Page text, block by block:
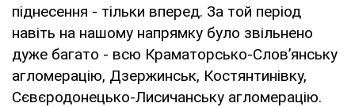
піднесення - тільки вперед. За той період
навіть на нашому напрямку було звільнено
дуже багато - всю Краматорсько-Слов’янську
агломерацію, Дзержинськ, Костянтинівку,
Сєвєродонецько-Лисичанську агломерацію.